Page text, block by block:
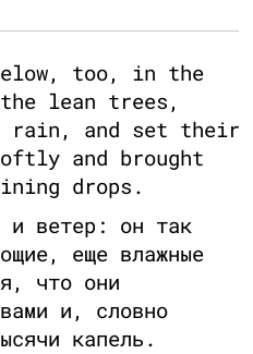
too, in the
lean trees,
and set their
and brought
drops.
и ветер: он так
еще влажные
что они
и, словно
капель.